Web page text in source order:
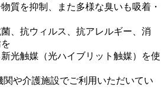
質を抑制、また多様な臭いも吸着・
、抗ウィルス、抗アレルギー、消
光触媒（光ハイブリット触媒）を使
関や介護施設でご利用いただいてい